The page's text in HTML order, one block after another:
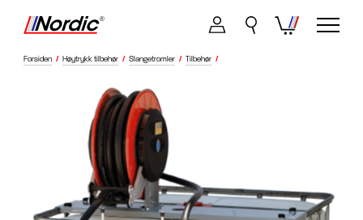
Forsiden / Høytrykk tilbehør / Slangetromler / Tilbehør /